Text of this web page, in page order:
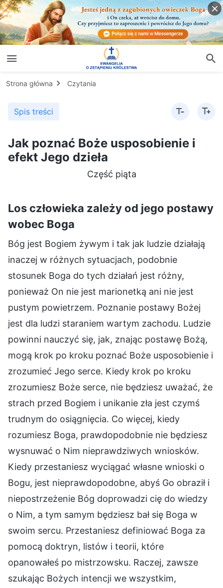
Strona główna Czytania
Spis treści
Jak poznać Boże usposobienie i
efekt Jego dzieła
Część piąta
Los człowieka zależy od jego postawy
wobec Boga
Bóg jest Bogiem żywym i tak jak ludzie działają
inaczej w różnych sytuacjach, podobnie
stosunek Boga do tych działań jest różny,
ponieważ On nie jest marionetką ani nie jest
pustym powietrzem. Poznanie postawy Bożej
jest dla ludzi staraniem wartym zachodu. Ludzie
powinni nauczyć się, jak, znając postawę Bożą,
mogą krok po kroku poznać Boże usposobienie i
zrozumieć Jego serce. Kiedy krok po kroku
zrozumiesz Boże serce, nie będziesz uważać, że
strach przed Bogiem i unikanie zła jest czymś
trudnym do osiągnięcia. Co więcej, kiedy
rozumiesz Boga, prawdopodobnie nie będziesz
wysnuwać o Nim nieprawdziwych wniosków.
Kiedy przestaniesz wyciągać własne wnioski o
Bogu, jest nieprawdopodobne, abyś Go obraził i
niepostrzeżenie Bóg doprowadzi cię do wiedzy
o Nim, a tym samym będziesz bał się Boga w
swoim sercu. Przestaniesz definiować Boga za
pomocą doktryn, listów i teorii, które
opanowałeś po mistrzowsku. Raczej, zawsze
szukając Bożych intencji we wszystkim,